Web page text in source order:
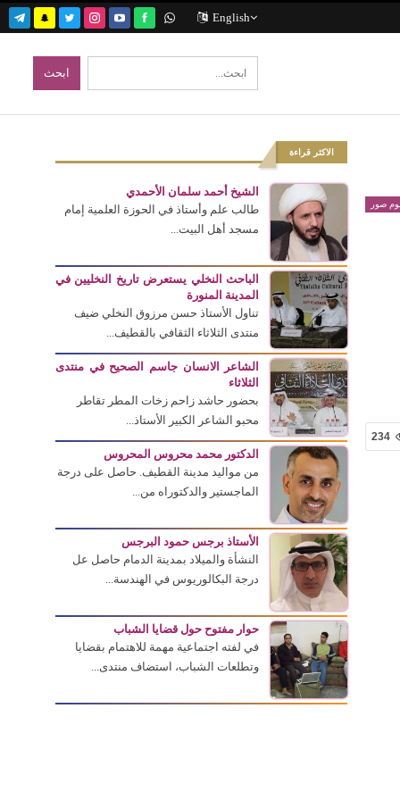
English
صور
234
الاكثر قراءة
الشيخ أحمد سلمان الأحمدي
طالب علم وأستاذ في الحوزة العلمية إمام
مسجد أهل البيت...
الباحث النخلي يستعرض تاريخ النخليين في
المدينة المنورة
تناول الأستاذ حسن مرزوق النخلي ضيف
منتدى الثلاثاء الثقافي بالقطيف...
الشاعر الانسان جاسم الصحيح في منتدى
الثلاثاء
بحضور حاشد زاحم زخات المطر تقاطر
محبو الشاعر الكبير الأستاذ...
الدكتور محمد محروس المحروس
من مواليد مدينة القطيف. حاصل على درجة
الماجستير والدكتوراه من...
الأستاذ برجس حمود البرجس
النشأة والميلاد بمدينة الدمام حاصل عل
درجة البكالوريوس في الهندسة...
حوار مفتوح حول قضايا الشباب
في لفته اجتماعية مهمة للاهتمام بقضايا
وتطلعات الشباب، استضاف منتدى...